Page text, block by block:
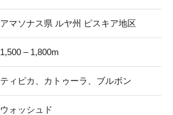
アマソナス県 ルヤ州 ピスキア地区
1,500 – 1,800m
ティピカ、カトゥーラ、ブルボン
ウォッシュド